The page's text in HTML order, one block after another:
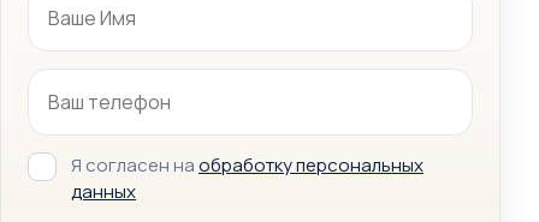
Я согласен наобработку персональных
данных